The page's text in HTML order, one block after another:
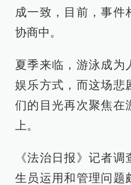
成一致，目前，事件
协商中。
夏季来临，游泳成为
娱乐方式，而这场悲
们的目光再次聚焦在
上。
《法治日报》记者
生员运用和管理问题